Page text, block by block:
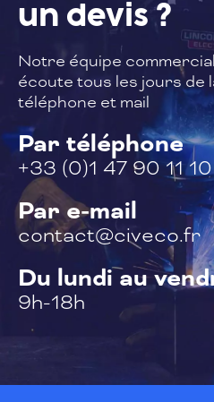
un devis ?
Notre équipe
écoute tous les jours de
téléphone et mail
Par téléphone
+33 (0)1 47 90 11 10
Par e-mail
contact@civeco.fr
Du lundi au
9h-18h